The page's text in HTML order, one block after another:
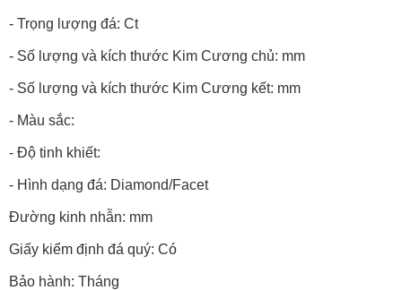
- Trọng lượng đá: Ct
- Số lượng và kích thước Kim Cương chủ: mm
- Số lượng và kích thước Kim Cương kết: mm
- Màu sắc:
- Độ tinh khiết:
- Hình dạng đá: Diamond/Facet
Đường kinh nhẫn: mm
Giấy kiểm định đá quý: Có
Bảo hành: Tháng